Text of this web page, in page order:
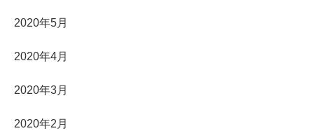
2020年5月
2020年4月
2020年3月
2020年2月